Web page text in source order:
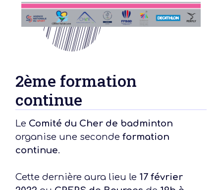
2ème formation
continue
Le Comité du Cher de badminton
organise une seconde formation
continue.
Cette dernière aura lieu le 17 février